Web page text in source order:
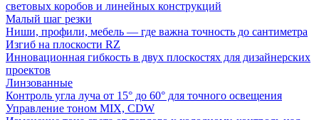
световых коробов и линейных конструкций
Малый шаг резки
Ниши, профили, мебель — где важна точность до сантиметра
Изгиб на плоскости RZ
Инновационная гибкость в двух плоскостях для дизайнерских
проектов
Линзованные
Контроль угла луча от 15° до 60° для точного освещения
Управление тоном MIX, CDW